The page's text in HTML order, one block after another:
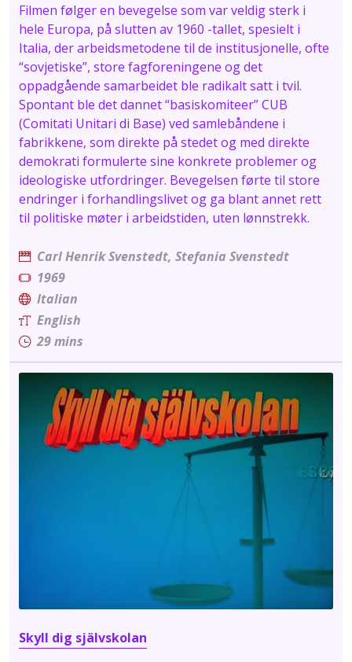
Filmen følger en bevegelse som var veldig sterk i
hele Europa, på slutten av 1960 -tallet, spesielt i
Italia, der arbeidsmetodene til de institusjonelle, ofte
“sovjetiske”, store fagforeningene og det
oppadgående samarbeidet ble radikalt satt i tvil.
Spontant ble det dannet “basiskomiteer” CUB
(Comitati Unitari di Base) ved samlebåndene i
fabrikkene, som direkte på stedet og med direkte
demokrati formulerte sine konkrete problemer og
ideologiske utfordringer. Bevegelsen førte til store
endringer i forhandlingslivet og ga blant annet rett
til politiske møter i arbeidstiden, uten lønnstrekk.
Carl Henrik Svenstedt, Stefania Svenstedt
1969
Italian
English
29
Skyll dig självskolan